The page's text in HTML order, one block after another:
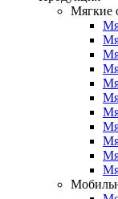
Мягкие